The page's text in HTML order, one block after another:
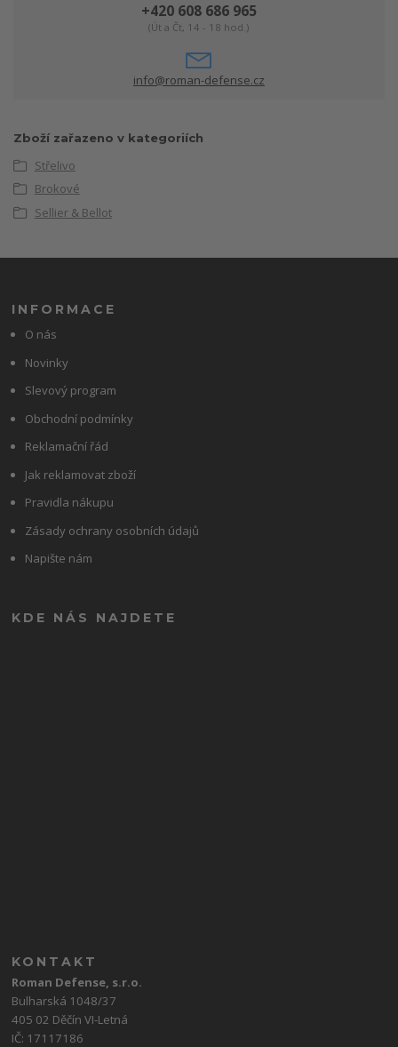
+420 608 686 965
(Út a Čt, 14 - 18 hod.)
info@roman-defense.cz
Zboží zařazeno v kategoriích
Střelivo
Brokové
Sellier & Bellot
INFORMACE
O nás
Novinky
Slevový program
Obchodní podmínky
Reklamační řád
Jak reklamovat zboží
Pravidla nákupu
Zásady ochrany osobních údajů
Napište nám
KDE NÁS NAJDETE
KONTAKT
Roman Defense, s.r.o.
Bulharská 1048/37
405 02 Děčín VI-Letná
IČ: 17117186